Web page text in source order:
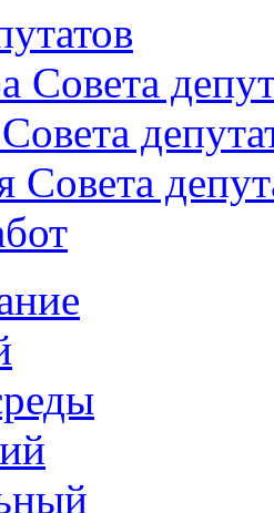
Совета
Совета